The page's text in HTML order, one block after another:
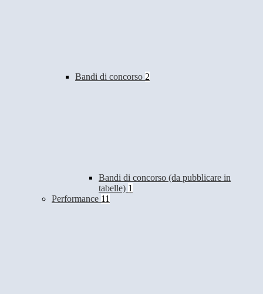
Bandi di concorso 2
Bandi di concorso (da pubblicare in
tabelle) 1
Performance 11